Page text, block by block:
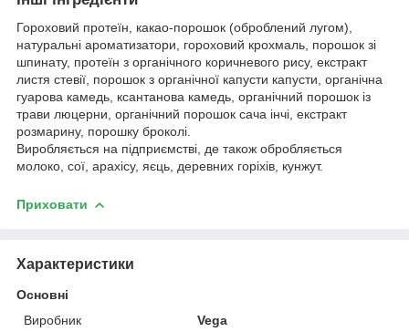
Гороховий протеїн, какао-порошок (оброблений лугом),
натуральні ароматизатори, гороховий крохмаль, порошок зі
шпинату, протеїн з органічного коричневого рису, екстракт
листя стевії, порошок з органічної капусти капусти, органічна
гуарова камедь, ксантанова камедь, органічний порошок із
трави люцерни, органічний порошок сача інчі, екстракт
розмарину, порошку броколі.
Виробляється на підприємстві, де також обробляється
молоко, сої, арахісу, яєць, деревних горіхів, кунжут.
Приховати
Характеристики
Основні
Виробник
Vega